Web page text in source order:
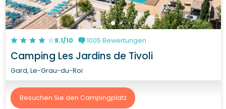
8.1/10 1005 Bewertungen
Camping Les Jardins de Tivoli
Gard, Le-Grau-du-Roi
Besuchen Sie den Campingplatz